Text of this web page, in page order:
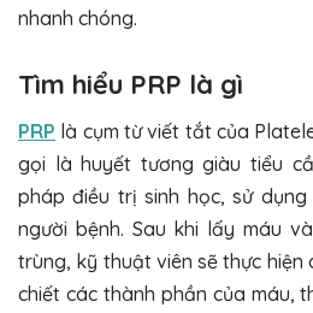
nhanh chóng.
Tìm hiểu PRP là gì
PRP là cụm từ viết tắt của
gọi là huyết tương giàu tiểu
pháp điều trị sinh học, sử
người bệnh. Sau khi lấy máu
trùng, kỹ thuật viên sẽ thực hiện
chiết các thành phần của máu,